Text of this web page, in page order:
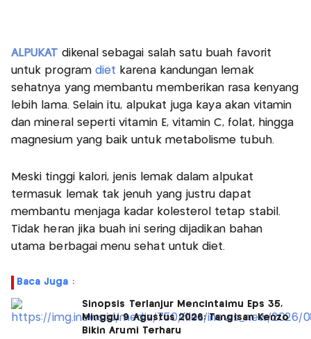
ALPUKAT dikenal sebagai salah satu buah favorit
untuk program diet karena kandungan lemak
sehatnya yang membantu memberikan rasa kenyang
lebih lama. Selain itu, alpukat juga kaya akan vitamin
dan mineral seperti vitamin E, vitamin C, folat, hingga
magnesium yang baik untuk metabolisme tubuh.
Meski tinggi kalori, jenis lemak dalam alpukat
termasuk lemak tak jenuh yang justru dapat
membantu menjaga kadar kolesterol tetap stabil.
Tidak heran jika buah ini sering dijadikan bahan
utama berbagai menu sehat untuk diet.
Baca Juga :
Sinopsis Terlanjur Mencintaimu Eps 35,
Minggu 9 Agustus 2026: Tangisan Kenzo
Bikin Arumi Terharu